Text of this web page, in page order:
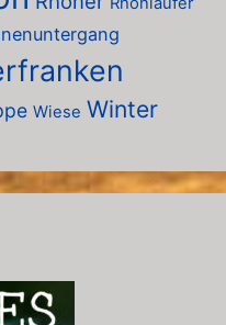
Wiese Winter